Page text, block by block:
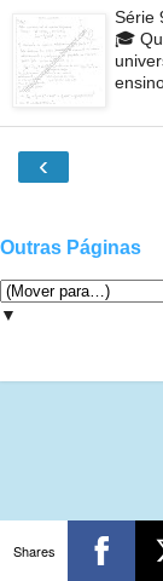
Série
🎓
‹
Outras Páginas
▼
Shares